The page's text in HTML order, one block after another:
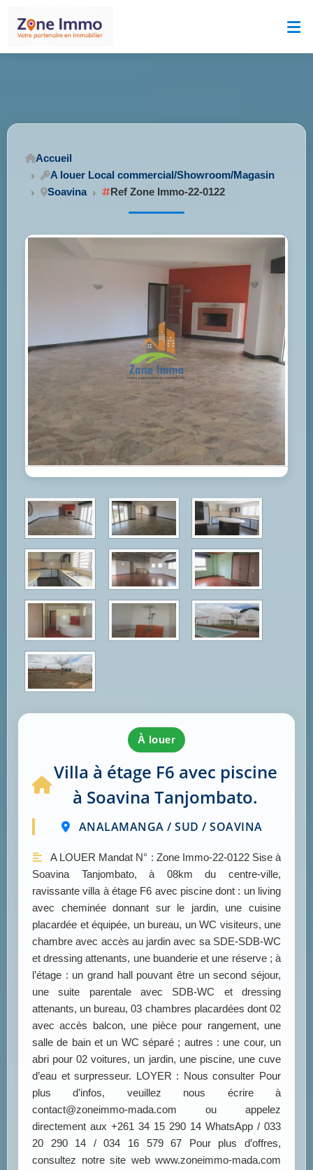
Accueil
A louer Local commercial/Showroom/Magasin
Soavina
Ref Zone Immo-22-0122
à louer
Villa à étage F6 avec piscine
à Soavina Tanjombato.
ANALAMANGA / SUD / SOAVINA
A LOUER Mandat N° : Zone Immo-22-0122 Sise à
Soavina Tanjombato, à 08km du centre-ville,
ravissante villa à étage F6 avec piscine dont : un living
avec cheminée donnant sur le jardin, une cuisine
placardée et équipée, un bureau, un WC visiteurs, une
chambre avec accès au jardin avec sa SDE-SDB-WC
et dressing attenants, une buanderie et une réserve ; à
l’étage : un grand hall pouvant être un second séjour,
une suite parentale avec SDB-WC et dressing
attenants, un bureau, 03 chambres placardées dont 02
avec accès balcon, une pièce pour rangement, une
salle de bain et un WC séparé ; autres : une cour, un
abri pour 02 voitures, un jardin, une piscine, une cuve
d’eau et surpresseur. LOYER : Nous consulter Pour
plus d’infos, veuillez nous écrire à
contact@zoneimmo-mada.com ou appelez
directement aux +261 34 15 290 14 WhatsApp / 033
20 290 14 / 034 16 579 67 Pour plus d’offres,
consultez notre site web www.zoneimmo-mada.com